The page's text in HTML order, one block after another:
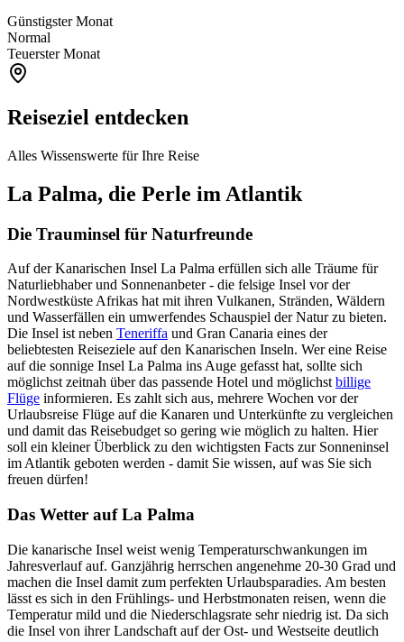
Günstigster Monat
Normal
Teuerster Monat
Reiseziel entdecken
Alles Wissenswerte für Ihre Reise
La Palma, die Perle im Atlantik
Die Trauminsel für Naturfreunde
Auf der Kanarischen Insel La Palma erfüllen sich alle Träume für
Naturliebhaber und Sonnenanbeter - die felsige Insel vor der
Nordwestküste Afrikas hat mit ihren Vulkanen, Stränden, Wäldern
und Wasserfällen ein umwerfendes Schauspiel der Natur zu bieten.
Die Insel ist neben Teneriffa und Gran Canaria eines der
beliebtesten Reiseziele auf den Kanarischen Inseln. Wer eine Reise
auf die sonnige Insel La Palma ins Auge gefasst hat, sollte sich
möglichst zeitnah über das passende Hotel und möglichstbillige
Flüge informieren. Es zahlt sich aus, mehrere Wochen vor der
Urlaubsreise Flüge auf die Kanaren und Unterkünfte zu vergleichen
und damit das Reisebudget so gering wie möglich zu halten. Hier
soll ein kleiner Überblick zu den wichtigsten Facts zur Sonneninsel
im Atlantik geboten werden - damit Sie wissen, auf was Sie sich
freuen dürfen!
Das Wetter auf La Palma
Die kanarische Insel weist wenig Temperaturschwankungen im
Jahresverlauf auf. Ganzjährig herrschen angenehme 20-30 Grad und
machen die Insel damit zum perfekten Urlaubsparadies. Am besten
lässt es sich in den Frühlings- und Herbstmonaten reisen, wenn die
Temperatur mild und die Niederschlagsrate sehr niedrig ist. Da sich
die Insel von ihrer Landschaft auf der Ost- und Westseite deutlich